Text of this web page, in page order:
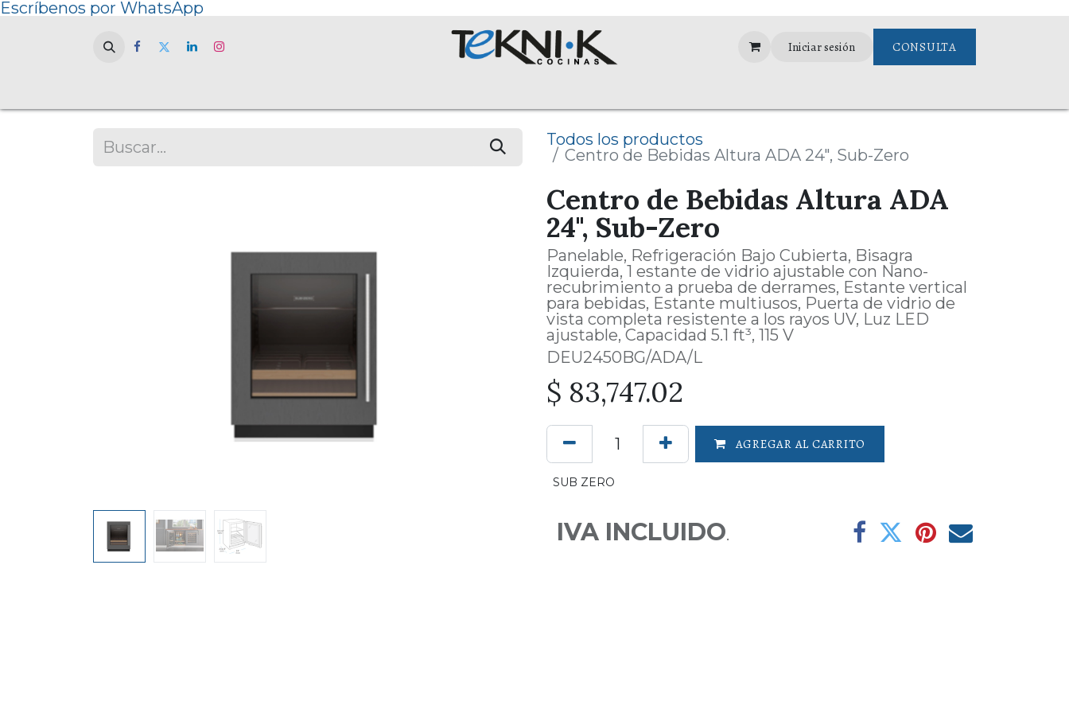
Escríbenos por WhatsApp
Iniciar sesión CONSULTA
Todos los productos
Centro de Bebidas Altura ADA 24", Sub-Zero
Centro de Bebidas Altura ADA
24", Sub-Zero
Panelable, Refrigeración Bajo Cubierta, Bisagra
Izquierda, 1 estante de vidrio ajustable con Nano-
recubrimiento a prueba de derrames, Estante vertical
para bebidas, Estante multiusos, Puerta de vidrio de
vista completa resistente a los rayos UV, Luz LED
ajustable, Capacidad 5.1 ft³, 115 V
DEU2450BG/ADA/L
$ 83,747.02
AGREGAR AL CARRITO
SUB ZERO
IVA INCLUIDO.